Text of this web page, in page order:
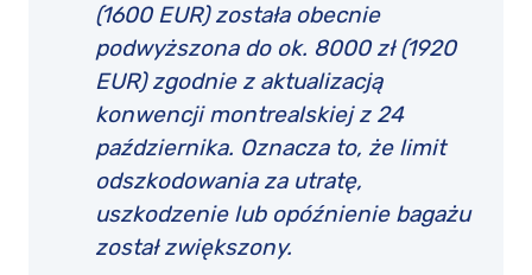
(1600 EUR) została obecnie
podwyższona do ok. 8000 zł (1920
EUR) zgodnie z aktualizacją
konwencji montrealskiej z 24
października. Oznacza to, że limit
odszkodowania za utratę,
uszkodzenie lub opóźnienie bagażu
został zwiększony.